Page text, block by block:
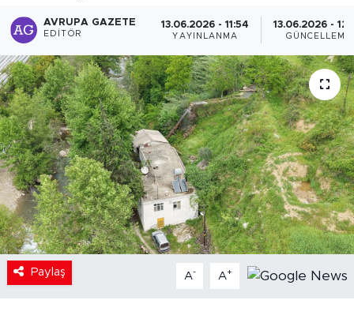
AVRUPA GAZETE
EDITÖR
13.06.2026 - 11:54
YAYINLANMA
13.06.2026 -
GÜNCELLEME
Paylaş A- A+